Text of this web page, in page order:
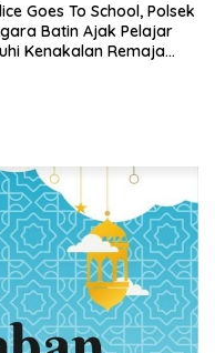
Goes To School, Polsek
Batin Ajak Pelajar
Kenakalan Remaja